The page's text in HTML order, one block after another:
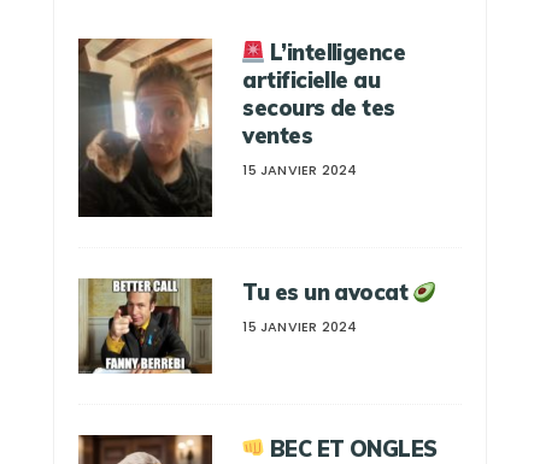
L’intelligence
artificielle au
secours de tes
ventes
15 JANVIER 2024
Tu es un avocat
15 JANVIER 2024
BEC ET ONGLES